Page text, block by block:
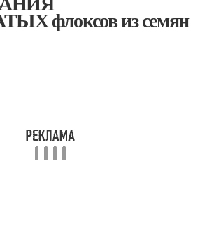
флоксов из семян